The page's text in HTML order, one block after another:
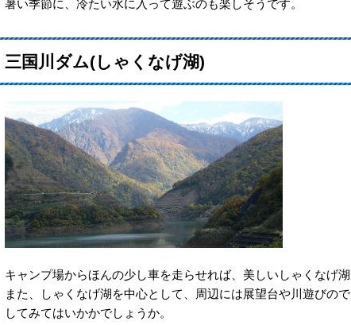
暑い季節に、冷たい水に入って遊ぶのも楽しそうです。
三国川ダム(しゃくなげ湖)
キャンプ場からほんの少し車を走らせれば、美しいしゃくなげ
また、しゃくなげ湖を中心として、周辺には展望台や川遊びの
してみてはいかかでしょうか。